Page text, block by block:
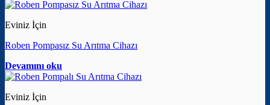
Eviniz İçin
Roben Pompasız Su Arıtma Cihazı
Devamını oku
Eviniz İçin